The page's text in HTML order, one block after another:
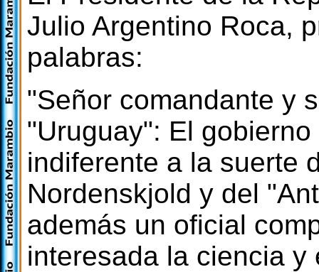
Julio Argentino Roca,
palabras:
"Señor comandante y
"Uruguay": El
indiferente a la suerte
Nordenskjold y del
además un oficial
interesada la ciencia